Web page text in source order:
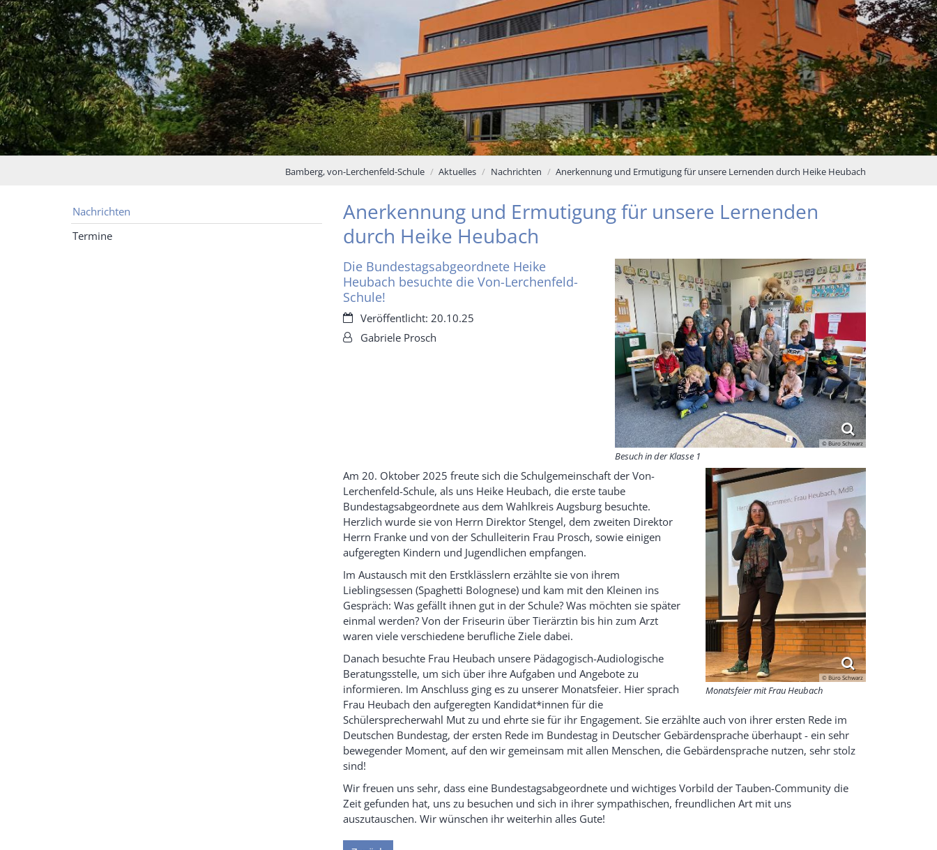
Bamberg, von-Lerchenfeld-Schule Aktuelles Nachrichten Anerkennung und Ermutigung für unsere Lernenden durch Heike Heubach
Anerkennung und Ermutigung für unsere Lernenden
durch Heike Heubach
© Büro Schwarz
Besuch in der Klasse 1
Die Bundestagsabgeordnete Heike
Heubach besuchte die Von-Lerchenfeld-
Schule!
Datum:Veröffentlicht: 20.10.25
Von:Gabriele Prosch
© Büro Schwarz
Monatsfeier mit Frau Heubach
Am 20. Oktober 2025 freute sich die Schulgemeinschaft der Von-
Lerchenfeld-Schule, als uns Heike Heubach, die erste taube
Bundestagsabgeordnete aus dem Wahlkreis Augsburg besuchte.
Herzlich wurde sie von Herrn Direktor Stengel, dem zweiten Direktor
Herrn Franke und von der Schulleiterin Frau Prosch, sowie einigen
aufgeregten Kindern und Jugendlichen empfangen.
Im Austausch mit den Erstklässlern erzählte sie von ihrem
Lieblingsessen (Spaghetti Bolognese) und kam mit den Kleinen ins
Gespräch: Was gefällt ihnen gut in der Schule? Was möchten sie später
einmal werden? Von der Friseurin über Tierärztin bis hin zum Arzt
waren viele verschiedene berufliche Ziele dabei.
Danach besuchte Frau Heubach unsere Pädagogisch-Audiologische
Beratungsstelle, um sich über ihre Aufgaben und Angebote zu
informieren. Im Anschluss ging es zu unserer Monatsfeier. Hier sprach
Frau Heubach den aufgeregten Kandidat*innen für die
Schülersprecherwahl Mut zu und ehrte sie für ihr Engagement. Sie erzählte auch von ihrer ersten Rede im
Deutschen Bundestag, der ersten Rede im Bundestag in Deutscher Gebärdensprache überhaupt - ein sehr
bewegender Moment, auf den wir gemeinsam mit allen Menschen, die Gebärdensprache nutzen, sehr stolz
sind!
Wir freuen uns sehr, dass eine Bundestagsabgeordnete und wichtiges Vorbild der Tauben-Community die
Zeit gefunden hat, uns zu besuchen und sich in ihrer sympathischen, freundlichen Art mit uns
auszutauschen. Wir wünschen ihr weiterhin alles Gute!
Nachrichten
Termine